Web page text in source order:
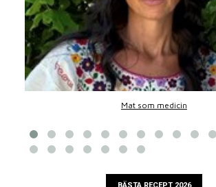
Mat som medicin